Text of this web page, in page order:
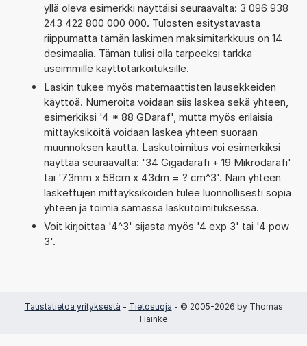
yllä oleva esimerkki näyttäisi seuraavalta: 3 096 938
243 422 800 000 000. Tulosten esitystavasta
riippumatta tämän laskimen maksimitarkkuus on 14
desimaalia. Tämän tulisi olla tarpeeksi tarkka
useimmille käyttötarkoituksille.
Laskin tukee myös matemaattisten lausekkeiden
käyttöä. Numeroita voidaan siis laskea sekä yhteen,
esimerkiksi '4 * 88 GDaraf', mutta myös erilaisia
mittayksiköitä voidaan laskea yhteen suoraan
muunnoksen kautta. Laskutoimitus voi esimerkiksi
näyttää seuraavalta: '34 Gigadarafi + 19 Mikrodarafi'
tai '73mm x 58cm x 43dm = ? cm^3'. Näin yhteen
laskettujen mittayksiköiden tulee luonnollisesti sopia
yhteen ja toimia samassa laskutoimituksessa.
Voit kirjoittaa '4^3' sijasta myös '4 exp 3' tai '4 pow
3'.
Taustatietoa yrityksestä - Tietosuoja - © 2005-2026 by Thomas
Hainke